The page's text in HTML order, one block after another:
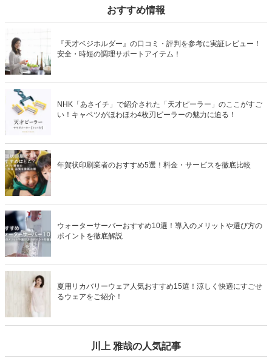
おすすめ情報
『天才ベジホルダー』の口コミ・評判を参考に実証レビュー！
安全・時短の調理サポートアイテム！
NHK「あさイチ」で紹介された「天才ピーラー」のここがすご
い！キャベツがほわほわ4枚刃ピーラーの魅力に迫る！
年賀状印刷業者のおすすめ5選！料金・サービスを徹底比較
ウォーターサーバーおすすめ10選！導入のメリットや選び方の
ポイントを徹底解説
夏用リカバリーウェア人気おすすめ15選！涼しく快適にすごせ
るウェアをご紹介！
川上 雅哉の人気記事